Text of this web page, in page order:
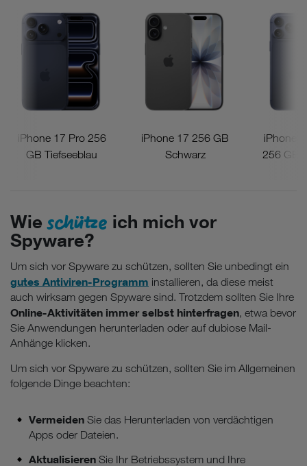
iPhone 17 Pro 256
GB Tiefseeblau
iPhone 17 256 GB
Schwarz
iPhone
256 GB
Wieschütze ich mich vor
Spyware?
Um sich vor Spyware zu schützen, sollten Sie unbedingt ein
gutes Antiviren-Programm installieren, da diese meist
auch wirksam gegen Spyware sind. Trotzdem sollten Sie Ihre
Online-Aktivitäten immer selbst hinterfragen, etwa bevor
Sie Anwendungen herunterladen oder auf dubiose Mail-
Anhänge klicken.
Um sich vor Spyware zu schützen, sollten Sie im Allgemeinen
folgende Dinge beachten:
Vermeiden Sie das Herunterladen von verdächtigen
Apps oder Dateien.
Aktualisieren Sie Ihr Betriebssystem und Ihre